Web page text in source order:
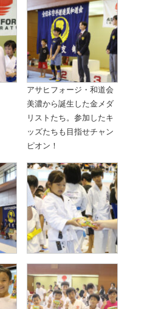
アサヒフォージ・和道会
美濃から誕生した金メダ
リストたち。参加したキ
ッズたちも目指せチャン
ピオン！